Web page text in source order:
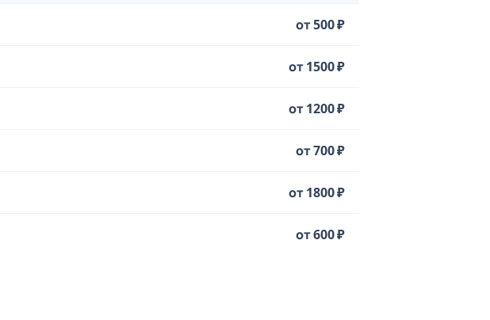
от 500 ₽
от 1500 ₽
от 1200 ₽
от 700 ₽
от 1800 ₽
от 600 ₽